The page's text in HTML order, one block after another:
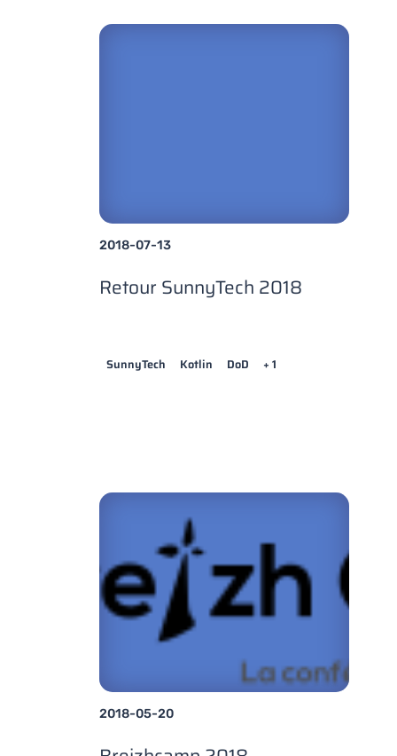
2018-07-13
Retour SunnyTech 2018
SunnyTech Kotlin DoD + 1
2018-05-20